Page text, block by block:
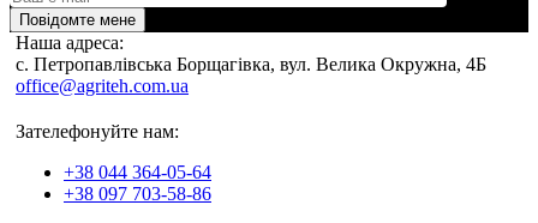
Повідомте мене
Наша адреса:
c. Петропавлівська Борщагівка, вул. Велика Окружна, 4Б
office@agriteh.com.ua
Зателефонуйте нам:
+38 044 364-05-64
+38 097 703-58-86